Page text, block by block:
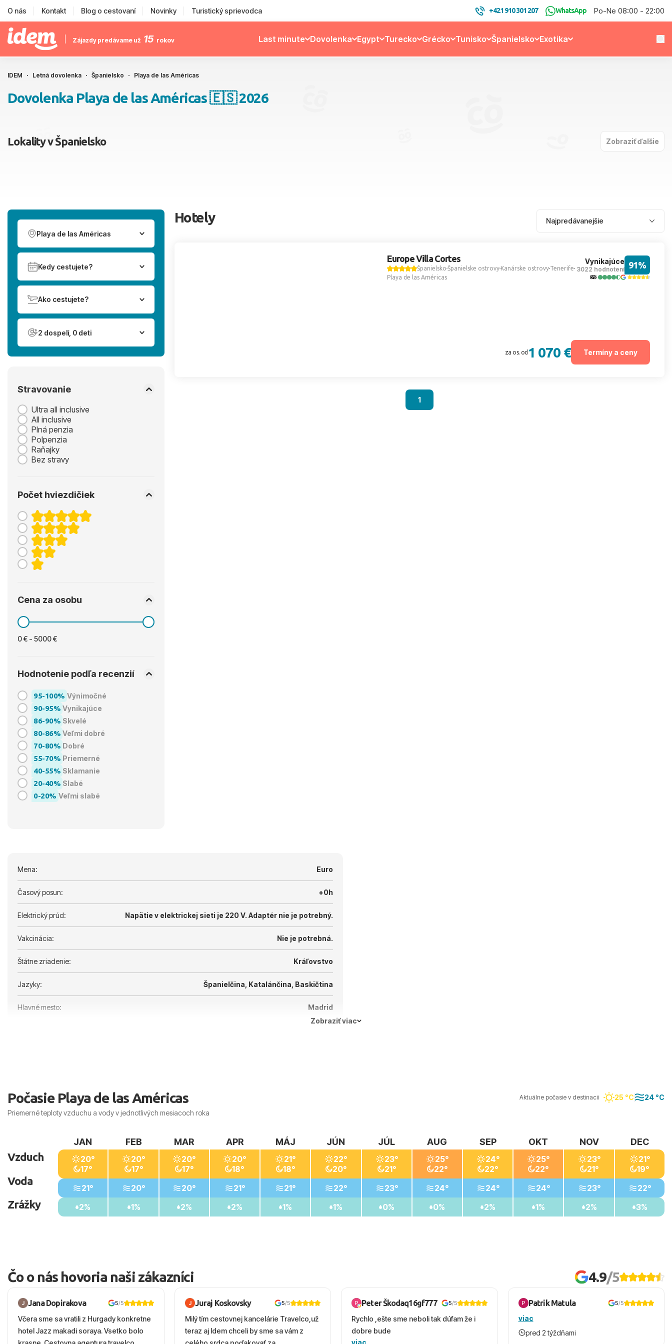
O nás Kontakt Blog o cestovaní Novinky Turistický sprievodca +421 910 301 207 WhatsApp Po-Ne 08:00 - 22:00
Zájazdy predávame už 15 rokov Last minute Dovolenka Egypt Turecko Grécko Tunisko Španielsko Exotika
IDEM Letná dovolenka Španielsko Playa de las Américas
Dovolenka Playa de las Américas 🇪🇸 2026
Lokality v Španielsko Zobraziť ďalšie
Playa de las Américas
Kedy cestujete?
Ako cestujete?
2 dospelí, 0 deti
Stravovanie
Ultra all inclusive
All inclusive
Plná penzia
Polpenzia
Raňajky
Bez stravy
Počet hviezdičiek
Cena za osobu
0 € - 5000 €
Hodnotenie podľa recenzií
95-100% Výnimočné
90-95% Vynikajúce
86-90% Skvelé
80-86% Veľmi dobré
70-80% Dobré
55-70% Priemerné
40-55% Sklamanie
20-40% Slabé
0-20% Veľmi slabé
Hotely
Europe Villa Cortes
ŠpanielskoŠpanielske ostrovyKanárske ostrovyTenerife
Playa de las Américas
Vynikajúce
3022 hodnotení 91%
za os. od 1 070 € Termíny a ceny
1
Mena: Euro
Časový posun: +0h
Elektrický prúd: Napätie v elektrickej sieti je 220 V. Adaptér nie je potrebný.
Vakcinácia: Nie je potrebná.
Štátne zriadenie: Kráľovstvo
Jazyky: Španielčina, Katalánčina, Baskičtina
Hlavné mesto:
Madrid
Zobraziť viac
Počasie Playa de las Américas
Priemerné teploty vzduchu a vody v jednotlivých mesiacoch roka
Aktuálne počasie v destinacii 25 °C 24 °C
Vzduch
Voda
Zrážky
JAN
20°
17°
21°
2%
FEB
20°
17°
20°
1%
MAR
20°
17°
20°
2%
APR
20°
18°
21°
2%
MÁJ
21°
18°
21°
1%
JÚN
22°
20°
22°
1%
JÚL
23°
21°
23°
0%
AUG
25°
22°
24°
0%
SEP
24°
22°
24°
2%
OKT
25°
22°
24°
1%
NOV
23°
21°
23°
2%
DEC
21°
19°
22°
3%
Čo o nás hovoria naši zákazníci 4.9/5
Jana Dopirakova 5/5
Včera sme sa vratili z Hurgady konkretne
hotel Jazz makadi soraya. Vsetko bolo
Juraj Koskovsky 5/5
Milý tím cestovnej kancelárie Travelco,už
teraz aj Idem chceli by sme sa vám z
Peter Škodaq16gf777 5/5
Rychlo ,ešte sme neboli tak dúfam že i
dobre bude
viac
Patrik Matula 5/5
viac
pred 2 týždňami